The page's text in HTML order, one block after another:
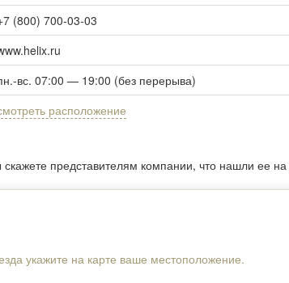
(800) 700-03-03
вс. 07:00 — 19:00 (без перерыва)
расположение
представителям компании, что нашли ее на
укажите на карте ваше местоположение.